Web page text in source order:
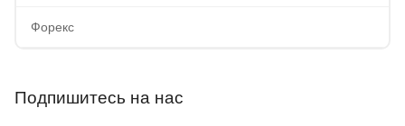
Форекс
Подпишитесь на нас